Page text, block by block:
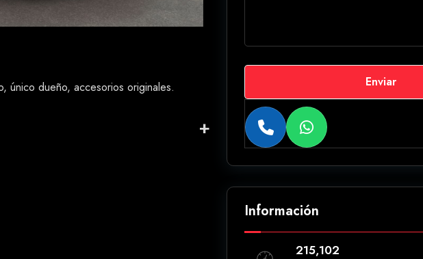
único dueño, accesorios originales. Enviar
Información
215,102